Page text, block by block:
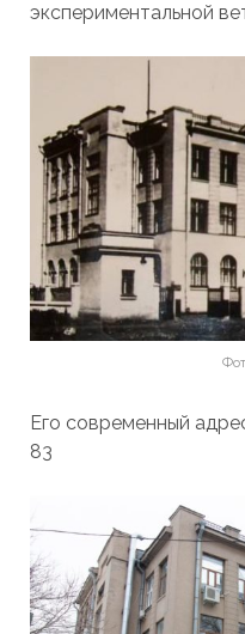
экспериментальной
Его современный
83